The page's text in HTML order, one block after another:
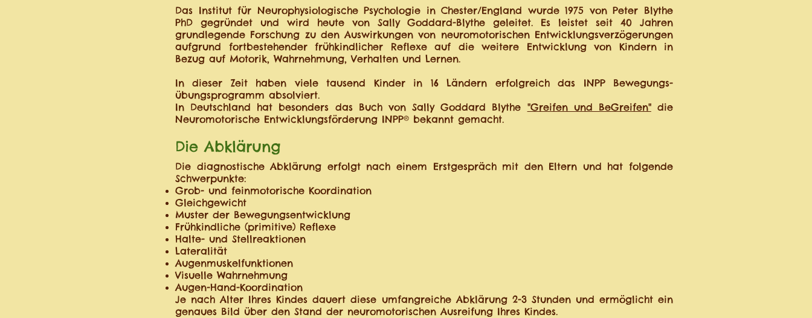
Das Institut für Neurophysiologische Psychologie in Chester/England wurde 1975 von Peter Blythe
PhD gegründet und wird heute von Sally Goddard-Blythe geleitet. Es leistet seit 40 Jahren
grundlegende Forschung zu den Auswirkungen von neuromotorischen Entwicklungsverzögerungen
aufgrund fortbestehender frühkindlicher Reflexe auf die weitere Entwicklung von Kindern in
Bezug auf Motorik, Wahrnehmung,Verhalten und Lernen.
In dieser Zeit haben viele tausend Kinder in 16 Ländern erfolgreich das INPP Bewegungs-
übungsprogramm absolviert.
In Deutschland hat besonders das Buch von Sally Goddard Blythe "Greifen und BeGreifen"die
Neuromotorische Entwicklungsförderung INPP® bekannt gemacht.
Die Abklärung
Die diagnostische Abklärung erfolgt nach einem Erstgespräch mit den Eltern und hat folgende
Schwerpunkte:
Grob- und feinmotorische Koordination
Gleichgewicht
Muster der Bewegungsentwicklung
Frühkindliche (primitive) Reflexe
Halte- und Stellreaktionen
Lateralität
Augenmuskelfunktionen
Visuelle Wahrnehmung
Augen-Hand-Koordination
Je nach Alter Ihres Kindes dauert diese umfangreiche Abklärung 2-3 Stunden und ermöglicht ein
genaues Bild über den Stand der neuromotorischen Ausreifung Ihres Kindes.